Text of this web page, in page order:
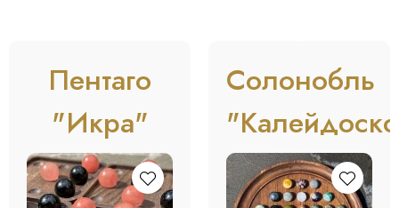
Пентаго
"Икра"
Солонобль